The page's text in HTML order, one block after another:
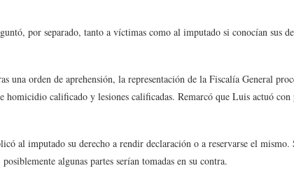
por separado, tanto a víctimas como al imputado si conocían sus
una orden de aprehensión, la representación de la Fiscalía General
homicidio calificado y lesiones calificadas. Remarcó que Luis actuó
al imputado su derecho a rendir declaración o a reservarse el
algunas partes serían tomadas en su contra.